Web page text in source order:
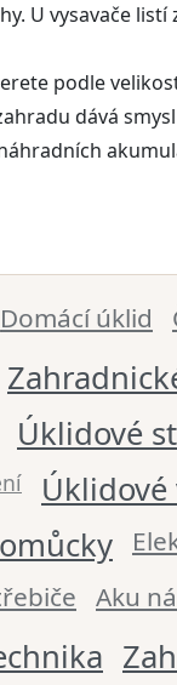
U vysavače
podle
dává
Domácí úklid
Úklidové
Aku